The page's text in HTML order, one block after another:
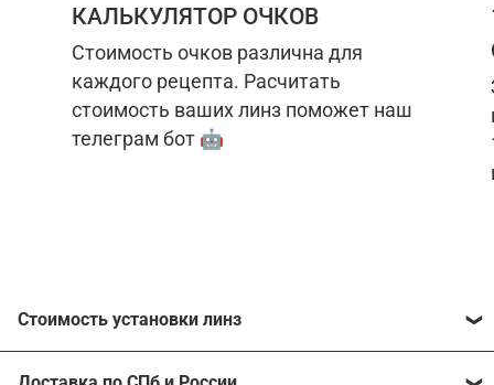
КАЛЬКУЛЯТОР ОЧКОВ
Стоимость очков различна для
каждого рецепта. Расчитать
стоимость ваших линз поможет наш
телеграм бот 🤖
Стоимость установки линз